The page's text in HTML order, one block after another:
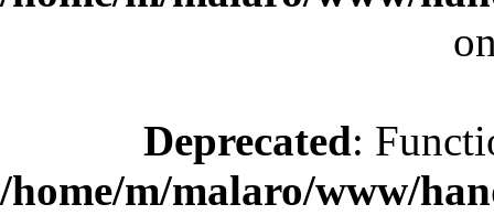
Deprecated:
/home/m/malaro/www/